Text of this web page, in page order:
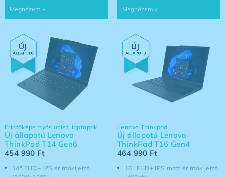
14" FHD+ IPS érintőkijelző
Érintőképernyős üzleti laptopok
Új állapotú Lenovo
ThinkPad T14 Gen6
454 990 Ft
16" FHD+ IPS matt érintőkijelző
Lenovo Thinkpad
Új állapotú Lenovo
ThinkPad T16 Gen4
464 990 Ft